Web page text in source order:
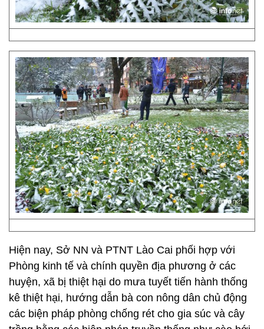
Hiện nay, Sở NN và PTNT Lào Cai phối hợp với
Phòng kinh tế và chính quyền địa phương ở các
huyện, xã bị thiệt hại do mưa tuyết tiến hành thống
kê thiệt hại, hướng dẫn bà con nông dân chủ động
các biện pháp phòng chống rét cho gia súc và cây